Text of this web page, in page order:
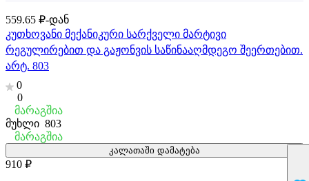
559.65 ₽-დან
კუთხოვანი მექანიკური სარქველი მარტივი
რეგულირებით და გაჟონვის საწინააღმდეგო შეერთებით.
არტ. 803
0
0
მარაგშია
მუხლი 803
მარაგშია
კალათაში დამატება
910 ₽